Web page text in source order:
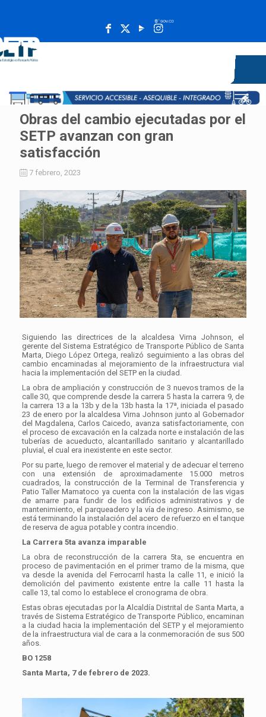
Obras del cambio ejecutadas por el
SETP avanzan con gran
satisfacción
7 febrero, 2023
Siguiendo las directrices de la alcaldesa Virna Johnson, el
gerente del Sistema Estratégico de Transporte Público de Santa
Marta, Diego López Ortega, realizó seguimiento a las obras del
cambio encaminadas al mejoramiento de la infraestructura vial
hacia la implementación del SETP en la ciudad.
La obra de ampliación y construcción de 3 nuevos tramos de la
calle 30, que comprende desde la carrera 5 hasta la carrera 9, de
la carrera 13 a la 13b y de la 13b hasta la 17ª, iniciada el pasado
23 de enero por la alcaldesa Virna Johnson junto al Gobernador
del Magdalena, Carlos Caicedo, avanza satisfactoriamente, con
el proceso de excavación en la calzada norte e instalación de las
tuberías de acueducto, alcantarillado sanitario y alcantarillado
pluvial, el cual era inexistente en este sector.
Por su parte, luego de remover el material y de adecuar el terreno
con una extensión de aproximadamente 15.000 metros
cuadrados, la construcción de la Terminal de Transferencia y
Patio Taller Mamatoco ya cuenta con la instalación de las vigas
de amarre para fundir de los edificios administrativos y de
mantenimiento, el parqueadero y la vía de ingreso. Asimismo, se
está terminando la instalación del acero de refuerzo en el tanque
de reserva de agua potable y contra incendio.
La Carrera 5ta avanza imparable
La obra de reconstrucción de la carrera 5ta, se encuentra en
proceso de pavimentación en el primer tramo de la misma, que
va desde la avenida del Ferrocarril hasta la calle 11, e inició la
demolición del pavimento existente entre la calle 11 hasta la
calle 13, tal como lo establece el cronograma de obra.
Estas obras ejecutadas por la Alcaldía Distrital de Santa Marta, a
través de Sistema Estratégico de Transporte Público, encaminan
a la ciudad hacia la implementación del SETP y el mejoramiento
de la infraestructura vial de cara a la conmemoración de sus 500
años.
BO 1258
Santa Marta, 7 de febrero de 2023.